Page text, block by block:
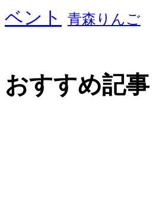
ベント 青森りんご
おすすめ記事